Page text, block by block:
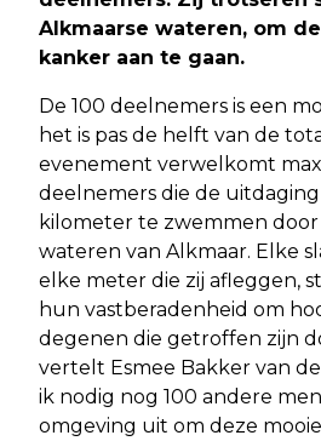
Alkmaarse wateren, om
kanker aan te gaan.
De 100 deelnemers is een
het is pas de helft van de
evenement verwelkomt
deelnemers die de uitdaging
kilometer te zwemmen
wateren van Alkmaar. Elke
elke meter die zij afleggen,
hun vastberadenheid om
degenen die getroffen zijn
vertelt Esmee Bakker van de
ik nodig nog 100 andere
omgeving uit om deze